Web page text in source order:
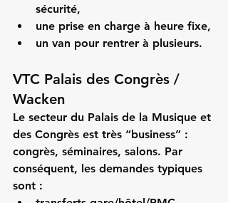
sécurité,
une prise en charge à heure fixe,
un van pour rentrer à plusieurs.
VTC Palais des Congrès /
Wacken
Le secteur du Palais de la Musique et
des Congrès est très “business” :
congrès, séminaires, salons. Par
conséquent, les demandes typiques
sont :